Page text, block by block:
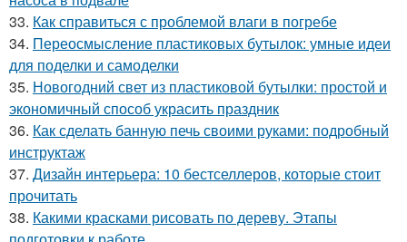
33. Как справиться с проблемой влаги в погребе
34. Переосмысление пластиковых бутылок: умные идеи
для поделки и самоделки
35. Новогодний свет из пластиковой бутылки: простой и
экономичный способ украсить праздник
36. Как сделать банную печь своими руками: подробный
инструктаж
37. Дизайн интерьера: 10 бестселлеров, которые стоит
прочитать
38. Какими красками рисовать по дереву. Этапы